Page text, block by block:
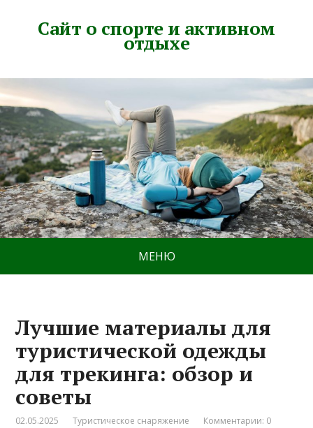
Сайт о спорте и активном
отдыхе
МЕНЮ
Лучшие материалы для
туристической одежды
для трекинга: обзор и
советы
02.05.2025 Туристическое снаряжение Комментарии: 0